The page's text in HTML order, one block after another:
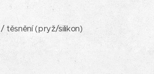
těsnění (pryž/silikon)